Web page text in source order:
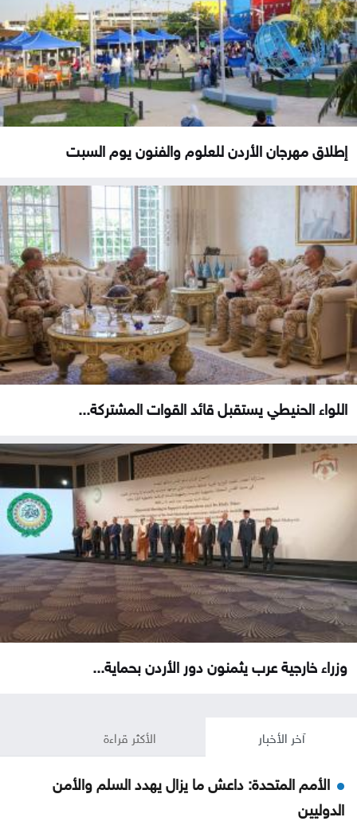
إطلاق مهرجان الأردن للعلوم والفنون يوم السبت
اللواء الحنيطي يستقبل قائد القوات المشتركة...
وزراء خارجية عرب يثمنون دور الأردن بحماية...
آخر الأخبار الأكثر قراءة
الأمم المتحدة: داعش ما يزال يهدد السلم والأمن
الدوليين